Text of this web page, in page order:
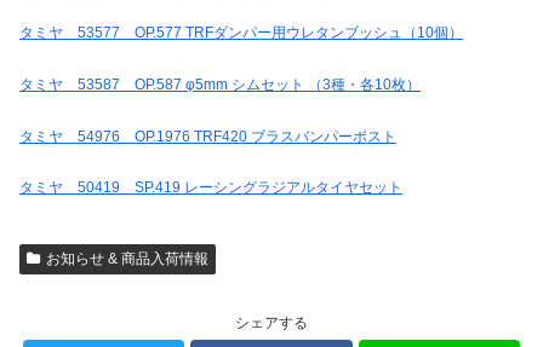
タミヤ 53577 OP.577 TRFダンパー用ウレタンブッシュ（10個）
タミヤ 53587 OP.587 φ5mm シムセット （3種・各10枚）
タミヤ 54976 OP.1976 TRF420 ブラスバンパーポスト
タミヤ 50419 SP.419 レーシングラジアルタイヤセット
お知らせ & 商品入荷情報
シェアする